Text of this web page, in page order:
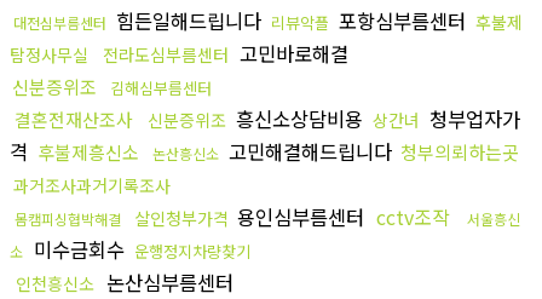
대전심부름센터 힘든일해드립니다 리뷰악플 포항심부름센터 후불제
탐정사무실
전라도심부름센터 고민바로해결
신분증위조 김해심부름센터
결혼전재산조사 신분증위조 흥신소상담비용 상간녀 청부업자가
격 후불제흥신소 논산흥신소 고민해결해드립니다 청부의뢰하는곳
과거조사과거기록조사
몸캠피싱협박해결 살인청부가격 용인심부름센터 cctv조작
서울흥신
소 미수금회수 운행정지차량찾기
인천흥신소 논산심부름센터